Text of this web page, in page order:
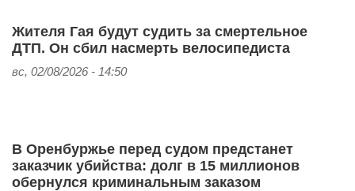
Жителя Гая будут судить за смертельное
ДТП. Он сбил насмерть велосипедиста
вс, 02/08/2026 - 14:50
В Оренбуржье перед судом предстанет
заказчик убийства: долг в 15 миллионов
обернулся криминальным заказом